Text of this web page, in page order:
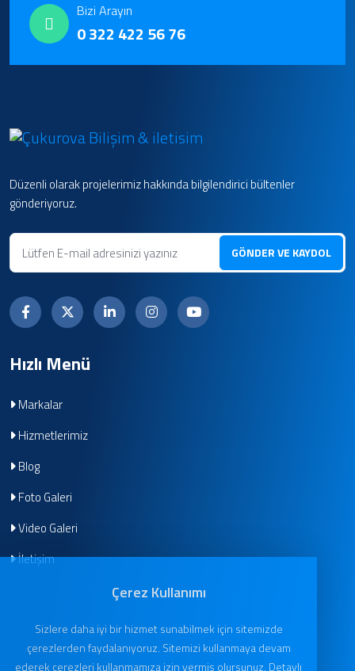
Bizi Arayın
0 322 422 56 76
Düzenli olarak projelerimiz hakkında bilgilendirici bültenler
gönderiyoruz.
GÖNDER VE KAYDOL
Hızlı Menü
Markalar
Hizmetlerimiz
Blog
Foto Galeri
Video Galeri
İletişim
Çerez Kullanımı
Sizlere daha iyi bir hizmet sunabilmek için sitemizde
çerezlerden faydalanıyoruz. Sitemizi kullanmaya devam
ederek çerezleri kullanmamıza izin vermiş olursunuz. Detaylı